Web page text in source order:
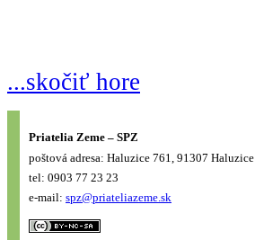
...skočiť hore
Priatelia Zeme – SPZ
poštová adresa: Haluzice 761, 91307 Haluzice
tel: 0903 77 23 23
e-mail: spz@priateliazeme.sk